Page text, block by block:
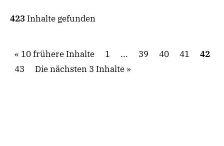
423 Inhalte gefunden
10 frühere Inhalte 1 ... 39 40 41
42
43
Die nächsten 3 Inhalte